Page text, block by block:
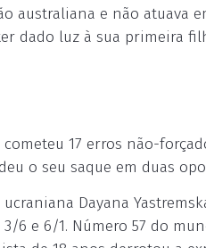
australiana e não atuava
dado luz à sua primeira
17 erros não-
o seu saque em duas
Dayana
6 e 6/1. Número 57 do